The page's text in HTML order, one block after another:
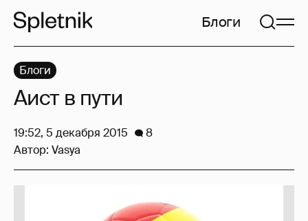
Блоги
Блоги
Аист в пути
19:52, 5 декабря 2015
8
Автор: Vasya